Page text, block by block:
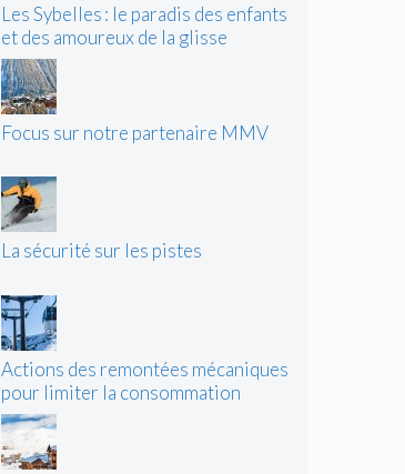
Les Sybelles : le paradis des enfants
et des amoureux de la glisse
Focus sur notre partenaire MMV
La sécurité sur les pistes
Actions des remontées mécaniques
pour limiter la consommation
d’énergie